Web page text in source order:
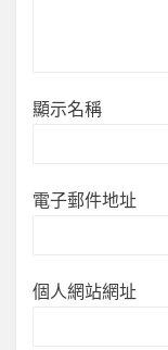
顯示名稱
電子郵件地址
個人網站網址